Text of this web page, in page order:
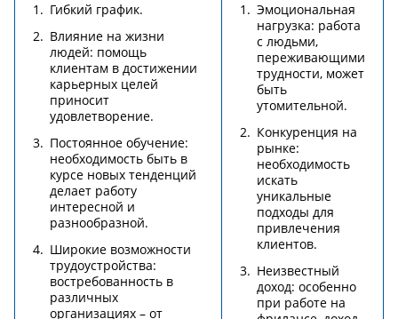
Гибкий график.
Влияние на жизни
людей: помощь
клиентам в достижении
карьерных целей
приносит
удовлетворение.
Постоянное обучение:
необходимость быть в
курсе новых тенденций
делает работу
интересной и
разнообразной.
Широкие возможности
трудоустройства:
востребованность в
различных
организациях – от
Эмоциональная
нагрузка: работа
с людьми,
переживающими
трудности, может
быть
утомительной.
Конкуренция на
рынке:
необходимость
искать
уникальные
подходы для
привлечения
клиентов.
Неизвестный
доход: особенно
при работе на